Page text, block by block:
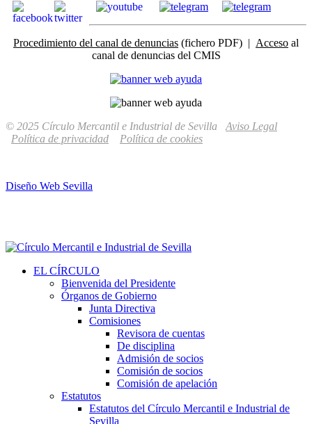
Procedimiento del canal de denuncias (fichero PDF) | Acceso al
canal de denuncias del CMIS
© 2025 Círculo Mercantil e Industrial de Sevilla Aviso Legal
Política de privacidad
Política de cookies
Diseño Web Sevilla
EL CÍRCULO
Bienvenida del Presidente
Órganos de Gobierno
Junta Directiva
Comisiones
Revisora de cuentas
De disciplina
Admisión de socios
Comisión de socios
Comisión de apelación
Estatutos
Estatutos del Círculo Mercantil e Industrial de
Sevilla